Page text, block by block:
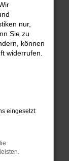
deine
nur,
Sie zu
können
widerrufen.
eingesetzt: